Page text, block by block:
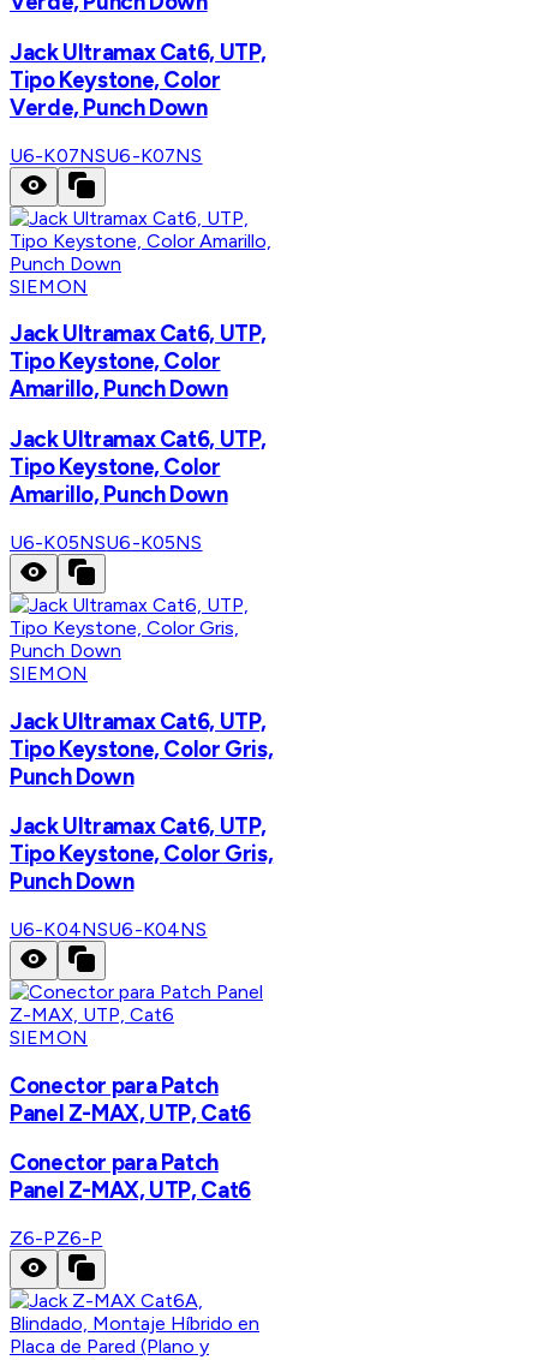
Jack Ultramax Cat6, UTP,
Tipo Keystone, Color
Verde, Punch Down
U6-K07NSU6-K07NS
SIEMON
Jack Ultramax Cat6, UTP,
Tipo Keystone, Color
Amarillo, Punch Down
Jack Ultramax Cat6, UTP,
Tipo Keystone, Color
Amarillo, Punch Down
U6-K05NSU6-K05NS
SIEMON
Jack Ultramax Cat6, UTP,
Tipo Keystone, Color Gris,
Punch Down
Jack Ultramax Cat6, UTP,
Tipo Keystone, Color Gris,
Punch Down
U6-K04NSU6-K04NS
SIEMON
Conector para Patch
Panel Z-MAX, UTP, Cat6
Conector para Patch
Panel Z-MAX, UTP, Cat6
Z6-PZ6-P